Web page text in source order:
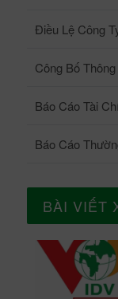
Điều Lệ Công
Công Bố Thông
Báo Cáo Tài
Báo Cáo
BÀI VIẾT